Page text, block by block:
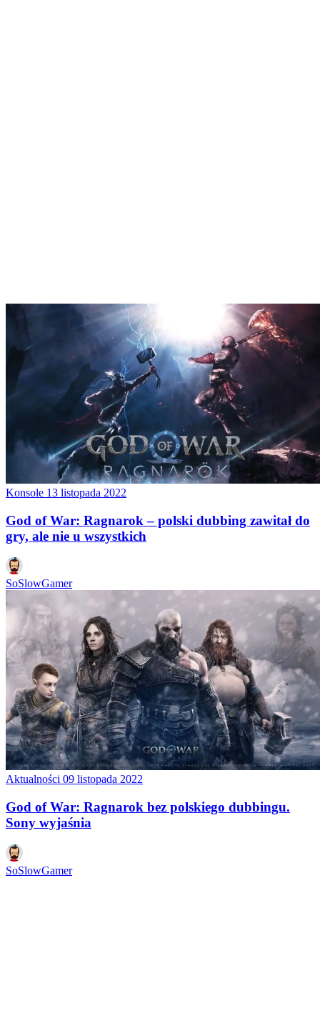
Konsole 13 listopada 2022
God of War: Ragnarok – polski dubbing zawitał do
gry, ale nie u wszystkich
SoSlowGamer
Aktualności 09 listopada 2022
God of War: Ragnarok bez polskiego dubbingu.
Sony wyjaśnia
SoSlowGamer